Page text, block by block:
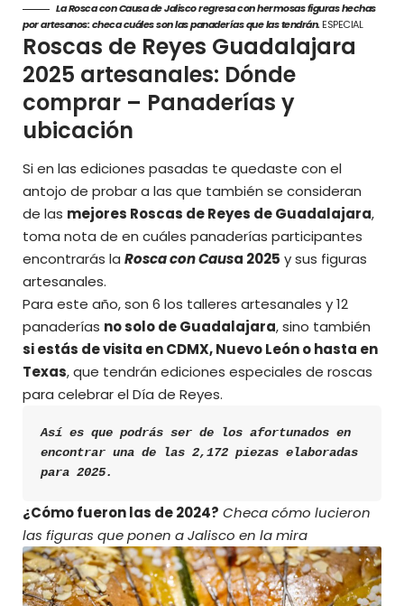
La Rosca con Causa de Jalisco regresa con hermosas figuras hechas
por artesanos: checa cuáles son las panaderías que las tendrán.ESPECIAL
Roscas de Reyes Guadalajara
2025 artesanales: Dónde
comprar – Panaderías y
ubicación
Si en las ediciones pasadas te quedaste con el
antojo de probar a las que también se consideran
de las mejores Roscas de Reyes de Guadalajara,
toma nota de en cuáles panaderías participantes
encontrarás la Rosca con Causa 2025 y sus figuras
artesanales.
Para este año, son 6 los talleres artesanales y 12
panaderías no solo de Guadalajara, sino también
si estás de visita en CDMX, Nuevo León o hasta en
Texas, que tendrán ediciones especiales de roscas
para celebrar el Día de Reyes.
Así es que podrás ser de los afortunados en
encontrar una de las 2,172 piezas elaboradas
para 2025.
¿Cómo fueron las de 2024? Checa cómo lucieron
las figuras que ponen a Jalisco en la mira